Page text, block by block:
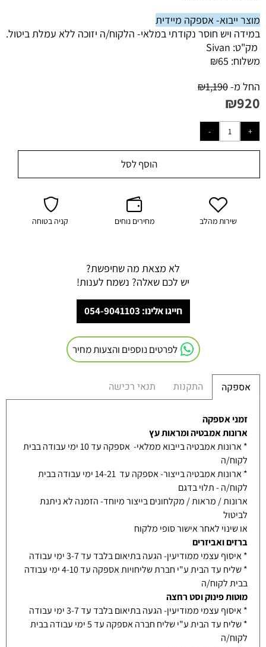
מוצר ייבוא- אספקה מיידית
במידה ויש חוסר נקודתי במלאי- הלקוח/ה יזוכה ללא עמלת ביטול.
מק"ט: Sivan
משלוח:
₪65
החל מ-
₪1,190
₪920
הוסף לסל
שירות מהלב מחירים נוחים קניה בטוחה
לא מצאת מה שחיפשת?
יש לכם שאלה? נשמח לענות!
חייגו אלינו: 054-9041103
לפרטים נוספים והצעות מחיר
אספקה התקנות תנאי רכישה
זמני אספקה
ארונות אמבטיה ומראות עץ
* ארונות אמבטיה בייבוא ממלאי- אספקה עד 10 ימי עבודה בבית
לקוח/ה
* ארונות אמבטיה בייצור- אספקה עד 14-21 ימי עבודה בבית
לקוח/ה - תלוי בדגם
ארונות / מראות / מקלחונים בייצור מיוחד- הזמנה לא ניתנת
לביטול
או שינוי לאחר אישור סופי מלקוח
ברזים ואביזרים
* איסוף עצמי ממודיעין- הגעה בתיאום בלבד עד 3-7 ימי עבודה
* שליח עד הבית ע"י חברת שליחויות אספקה עד 4-10 ימי עבודה
בבית לקוח/ה
מוטות פינוק וסט רחצה
* איסוף עצמי ממודיעין- הגעה בתיאום בלבד עד 3-7 ימי עבודה
* שליח עד הבית ע"י שליח חברה אספקה עד 5 ימי עבודה בבית
לקוח/ה